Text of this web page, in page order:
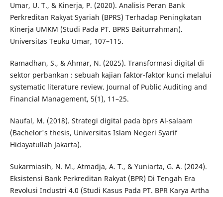
Umar, U. T., & Kinerja, P. (2020). Analisis Peran Bank
Perkreditan Rakyat Syariah (BPRS) Terhadap Peningkatan
Kinerja UMKM (Studi Pada PT. BPRS Baiturrahman).
Universitas Teuku Umar, 107–115.
Ramadhan, S., & Ahmar, N. (2025). Transformasi digital di
sektor perbankan : sebuah kajian faktor-faktor kunci melalui
systematic literature review. Journal of Public Auditing and
Financial Management, 5(1), 11–25.
Naufal, M. (2018). Strategi digital pada bprs Al-salaam
(Bachelor's thesis, Universitas Islam Negeri Syarif
Hidayatullah Jakarta).
Sukarmiasih, N. M., Atmadja, A. T., & Yuniarta, G. A. (2024).
Eksistensi Bank Perkreditan Rakyat (BPR) Di Tengah Era
Revolusi Industri 4.0 (Studi Kasus Pada PT. BPR Karya Artha